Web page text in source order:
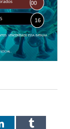
LinkedInTumblr